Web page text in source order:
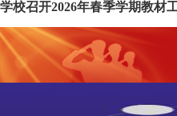
学校召开2026年春季学期教材